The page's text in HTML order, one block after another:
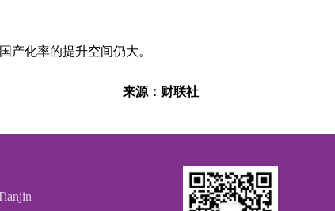
产化率的提升空间仍大。
来源：财联社